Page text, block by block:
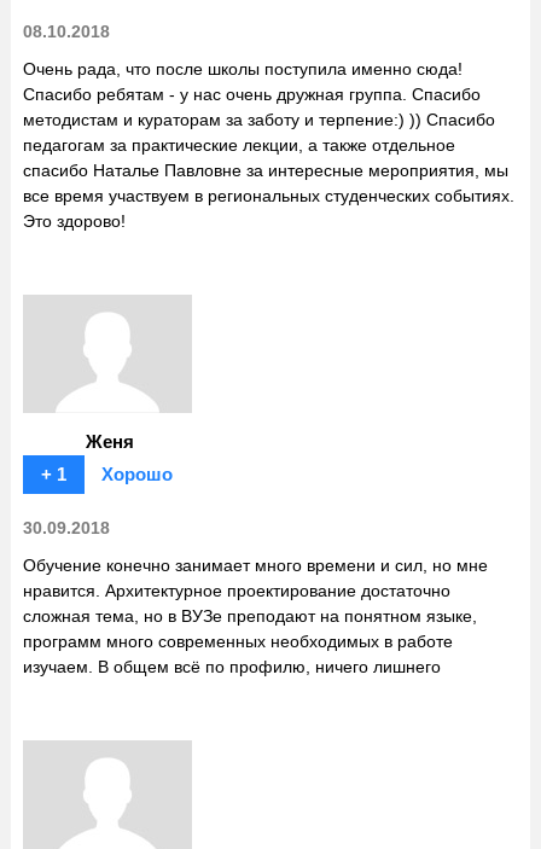
08.10.2018
Очень рада, что после школы поступила именно сюда!
Спасибо ребятам - у нас очень дружная группа. Спасибо
методистам и кураторам за заботу и терпение:) )) Спасибо
педагогам за практические лекции, а также отдельное
спасибо Наталье Павловне за интересные мероприятия, мы
все время участвуем в региональных студенческих событиях.
Это здорово!
Женя
+ 1
Хорошо
30.09.2018
Обучение конечно занимает много времени и сил, но мне
нравится. Архитектурное проектирование достаточно
сложная тема, но в ВУЗе преподают на понятном языке,
программ много современных необходимых в работе
изучаем. В общем всё по профилю, ничего лишнего